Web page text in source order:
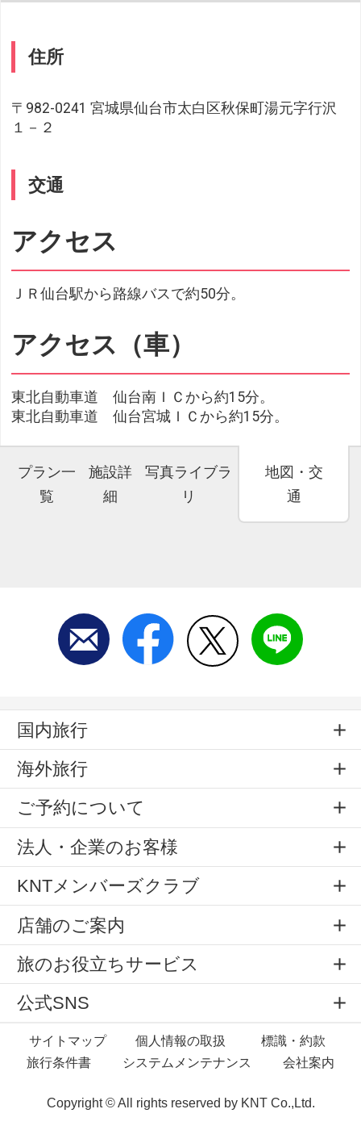
住所
〒982-0241 宮城県仙台市太白区秋保町湯元字行沢
１－２
交通
アクセス
ＪＲ仙台駅から路線バスで約50分。
アクセス（車）
東北自動車道 仙台南ＩＣから約15分。
東北自動車道 仙台宮城ＩＣから約15分。
プラン一
覧
施設詳
細
写真ライブラ
リ
地図・交
通
国内旅行
海外旅行
ご予約について
法人・企業のお客様
KNTメンバーズクラブ
店舗のご案内
旅のお役立ちサービス
公式SNS
サイトマップ 個人情報の取扱
標識・約款
旅行条件書
システムメンテナンス 会社案内
Copyright © All rights reserved by KNT Co.,Ltd.